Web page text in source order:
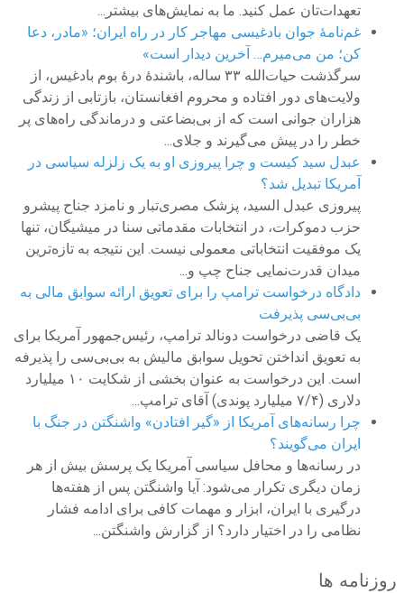
تعهدات‌تان عمل کنید. ما به نمایش‌های بیشتر...
غم‌نامهٔ جوان بادغیسی مهاجر کار در راه ایران؛ «مادر، دعا
کن؛ من می‌میرم… آخرین دیدار است»
سرگذشت حیات‌الله ۳۳ ساله، باشندهٔ‌ درهٔ بوم بادغیس،‌ از
ولایت‌های دور افتاده و محروم افغانستان، بازتابی از زندگی
هزاران جوانی است که از بی‌بضاعتی و درماندگی راه‌های پر
خطر را در پیش می‌گیرند و جلای...
عبدل سید کیست و چرا پیروزی‌ او به یک زلزله سیاسی در
آمریکا تبدیل شد؟
پیروزی عبدل السید، پزشک مصری‌تبار و نامزد جناح پیشرو
حزب دموکرات، در انتخابات مقدماتی سنا در میشیگان، تنها
یک موفقیت انتخاباتی معمولی نیست. این نتیجه به تازه‌ترین
میدان قدرت‌نمایی جناح چپ و...
دادگاه درخواست ترامپ را برای تعویق ارائه سوابق مالی به
بی‌بی‌سی پذیرفت
یک قاضی درخواست دونالد ترامپ، رئیس‌جمهور آمریکا برای
به تعویق انداختن تحویل سوابق مالیش به بی‌بی‌سی را پذیرفه
است. این درخواست به عنوان بخشی از شکایت ۱۰ میلیارد
دلاری (۷/۴ میلیارد پوندی) آقای ترامپ...
چرا رسانه‌های آمریکا از «گیر افتادن» واشنگتن در جنگ با
ایران می‌گویند؟
در رسانه‌ها و محافل سیاسی آمریکا یک پرسش بیش از هر
زمان دیگری تکرار می‌شود: آیا واشنگتن پس از هفته‌ها
درگیری با ایران، ابزار و مهمات کافی برای ادامه فشار
نظامی را در اختیار دارد؟ از گزارش واشنگتن...
روزنامه ها